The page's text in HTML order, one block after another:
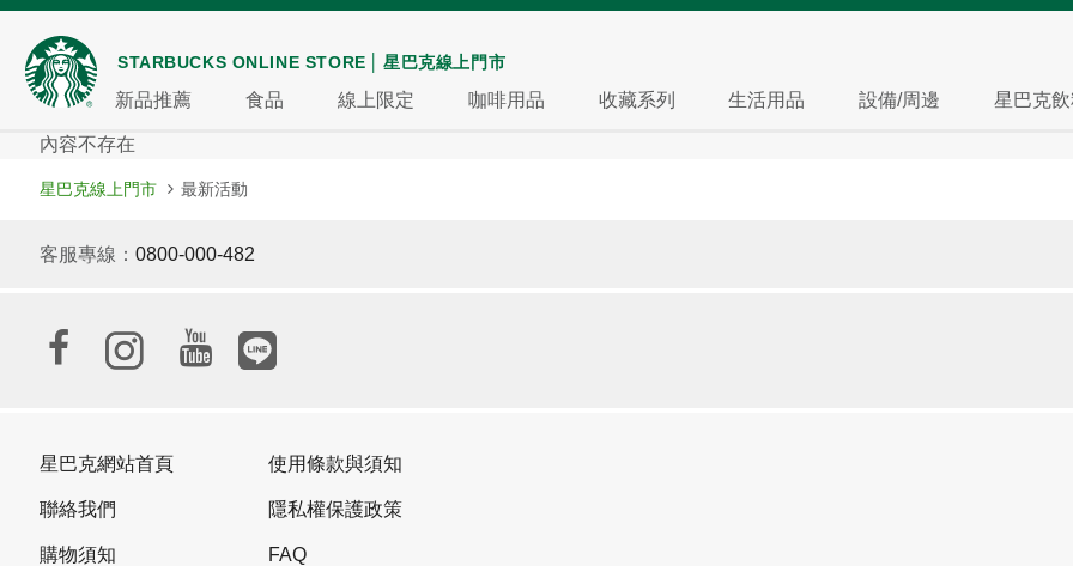
STARBUCKS ONLINE STORE 星巴克線上門市
新品推薦 食品 線上限定 咖啡用品 收藏系列 生活用品 設備/周邊 星巴克
內容不存在
星巴克線上門市 最新活動
客服專線：0800-000-482
星巴克網站首頁
聯絡我們
購物須知
使用條款與須知
隱私權保護政策
FAQ